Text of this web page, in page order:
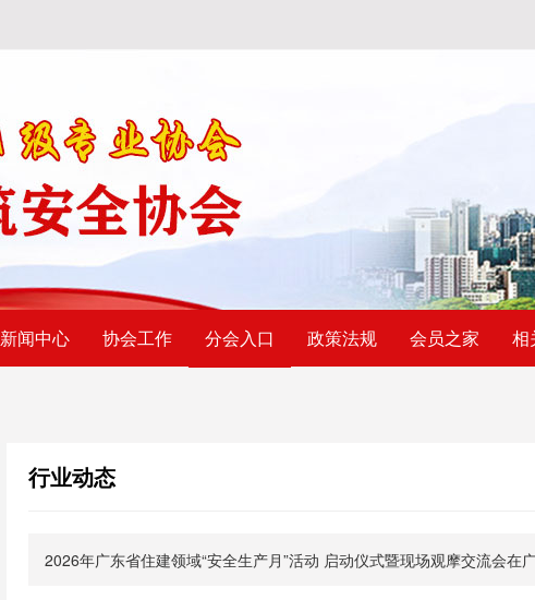
新闻中心 协会工作 分会入口 政策法规 会员之家 相
行业动态
2026年广东省住建领域“安全生产月”活动 启动仪式暨现场观摩交流会在